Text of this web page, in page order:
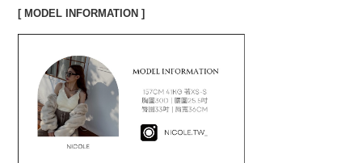
[ MODEL INFORMATION ]